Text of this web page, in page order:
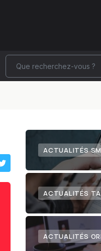
ACTUALITÉS
ACTUALITÉS
ACTUALITÉS